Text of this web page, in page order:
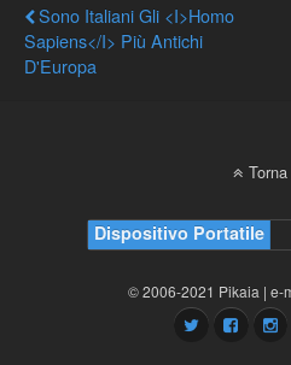
Sono Italiani Gli <i>Homo
Sapiens</i> Più Antichi
D'Europa
Dispositivo Portatile
© 2006-2021 Pikaia | e-